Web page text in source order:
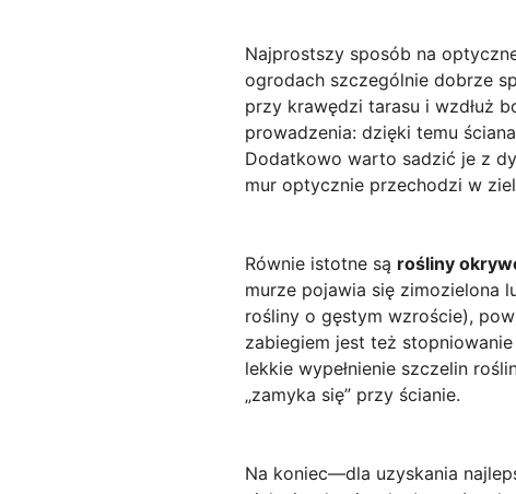
Najprostszy sposób na
ogrodach szczególnie dobrze
przy krawędzi tarasu i wzdłuż
prowadzenia: dzięki temu
Dodatkowo warto sadzić je z
mur optycznie przechodzi w
Równie istotne są rośliny
murze pojawia się zimozielona
rośliny o gęstym wzroście),
zabiegiem jest też
lekkie wypełnienie szczelin
„zamyka się” przy ścianie.
Na koniec—dla uzyskania